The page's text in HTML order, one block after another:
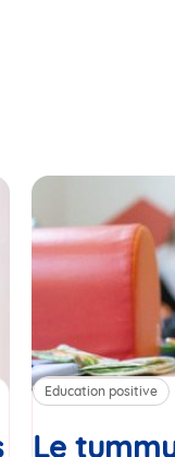
Education positive
Le